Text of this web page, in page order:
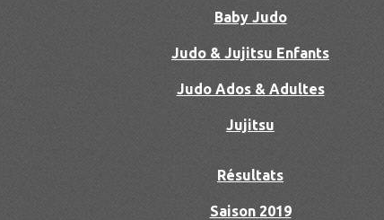
Baby Judo
Judo & Jujitsu Enfants
Judo Ados & Adultes
Jujitsu
Résultats
Saison 2019